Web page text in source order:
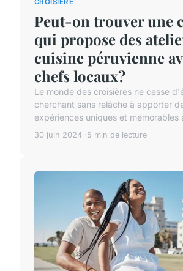
Peut-on trouver une
qui propose des
cuisine péruvienne
chefs locaux?
Le monde des croisières ne cesse
cherchant sans relâche à apporter
expériences uniques et mémorables
30 juin 2024 5 min de lecture